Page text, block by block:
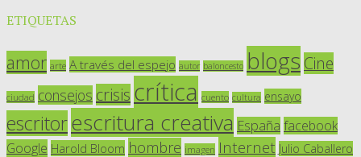
ETIQUETAS
amor arte A través del espejo autor baloncesto blogs Cine
ciudad consejos crisis crítica cuento cultura ensayo
escritorescritura creativa España facebook
Google Harold Bloom hombre imagen Internet Julio Caballero